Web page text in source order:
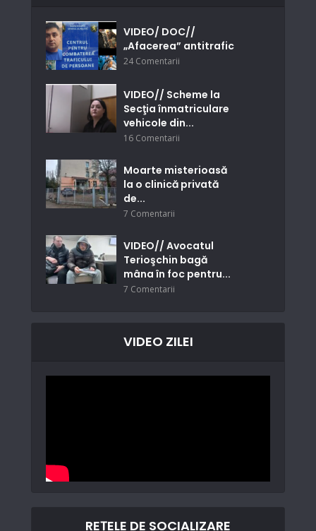
VIDEO/ DOC//
„Afacerea” antitrafic
24 Comentarii
VIDEO// Scheme la
Secţia înmatriculare
vehicole din...
16 Comentarii
Moarte misterioasă
la o clinică privată
de...
7 Comentarii
VIDEO// Avocatul
Terioşchin bagă
mâna în foc pentru...
7 Comentarii
VIDEO ZILEI
REȚELE DE SOCIALIZARE